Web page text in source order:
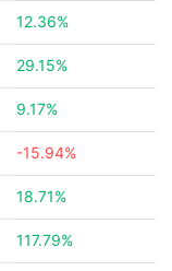
12.36%
29.15%
9.17%
-15.94%
18.71%
117.79%